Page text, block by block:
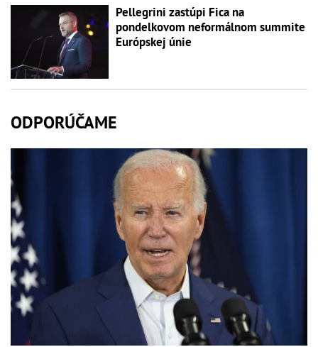
Pellegrini zastúpi Fica na
pondelkovom neformálnom summite
Európskej únie
ODPORÚČAME